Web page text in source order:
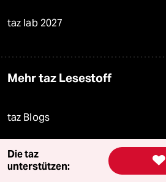
taz lab 2027
Mehr taz Lesestoff
taz Blogs
taz FUTURZWEI
Le Monde diplomatique

Die taz
unterstützen: